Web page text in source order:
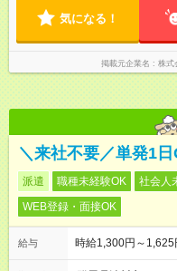
気になる！
掲載元企業名 株式
＼来社不要／単発1
派遣 職種未経験OK 社会人
WEB登録・面接OK
給与 時給1,300円～1,625